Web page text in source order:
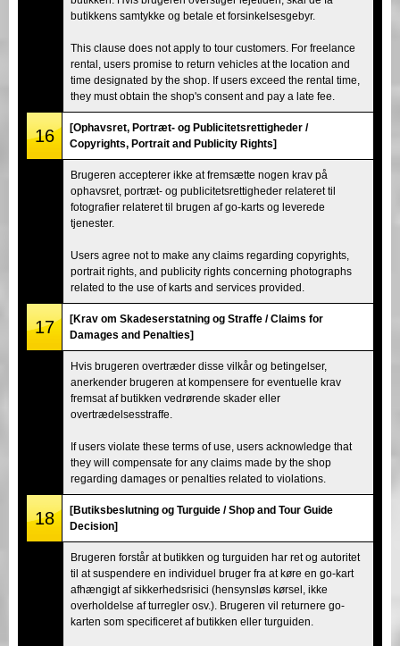
butikkens samtykke og betale et forsinkelsesgebyr.
This clause does not apply to tour customers. For freelance
rental, users promise to return vehicles at the location and
time designated by the shop. If users exceed the rental time,
they must obtain the shop's consent and pay a late fee.
16
[Ophavsret, Portræt- og Publicitetsrettigheder /
Copyrights, Portrait and Publicity Rights]
Brugeren accepterer ikke at fremsætte nogen krav på
ophavsret, portræt- og publicitetsrettigheder relateret til
fotografier relateret til brugen af go-karts og leverede
tjenester.
Users agree not to make any claims regarding copyrights,
portrait rights, and publicity rights concerning photographs
related to the use of karts and services provided.
17
[Krav om Skadeserstatning og Straffe / Claims for
Damages and Penalties]
Hvis brugeren overtræder disse vilkår og betingelser,
anerkender brugeren at kompensere for eventuelle krav
fremsat af butikken vedrørende skader eller
overtrædelsesstraffe.
If users violate these terms of use, users acknowledge that
they will compensate for any claims made by the shop
regarding damages or penalties related to violations.
18
[Butiksbeslutning og Turguide / Shop and Tour Guide
Decision]
Brugeren forstår at butikken og turguiden har ret og autoritet
til at suspendere en individuel bruger fra at køre en go-kart
afhængigt af sikkerhedsrisici (hensynsløs kørsel, ikke
overholdelse af turregler osv.). Brugeren vil returnere go-
karten som specificeret af butikken eller turguiden.